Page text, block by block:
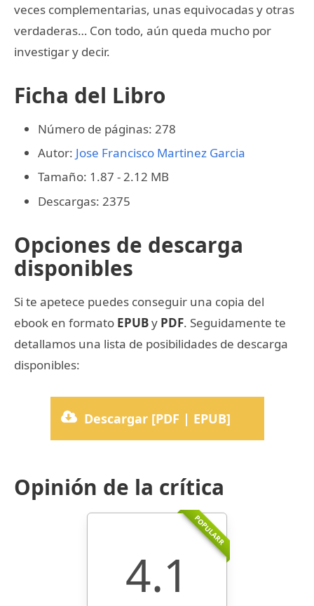
veces complementarias, unas equivocadas y otras
verdaderas… Con todo, aún queda mucho por
investigar y decir.
Ficha del Libro
Número de páginas: 278
Autor: Jose Francisco Martinez Garcia
Tamaño: 1.87 - 2.12 MB
Descargas: 2375
Opciones de descarga
disponibles
Si te apetece puedes conseguir una copia del
ebook en formato EPUBy PDF. Seguidamente te
detallamos una lista de posibilidades de descarga
disponibles:
Descargar [PDF | EPUB]
Opinión de la crítica
POPULARR
4.1